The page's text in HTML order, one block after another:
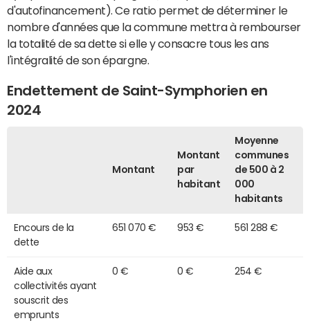
d'autofinancement). Ce ratio permet de déterminer le
nombre d'années que la commune mettra à rembourser
la totalité de sa dette si elle y consacre tous les ans
l'intégralité de son épargne.
Endettement de Saint-Symphorien en
2024
Montant
Montant
par
habitant
Moyenne
communes
de 500 à 2
000
habitants
Encours de la
dette
651 070 € 953 € 561 288 €
Aide aux
collectivités ayant
souscrit des
emprunts
0 € 0 € 254 €